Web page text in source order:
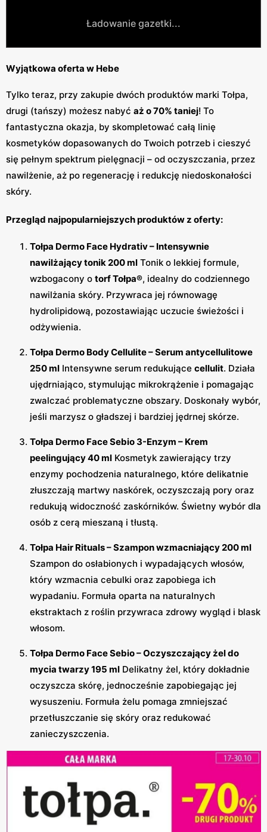
Ładowanie gazetki...
Wyjątkowa oferta w Hebe
Tylko teraz, przy zakupie dwóch produktów marki Tołpa,
drugi (tańszy) możesz nabyć aż o 70% taniej! To
fantastyczna okazja, by skompletować całą linię
kosmetyków dopasowanych do Twoich potrzeb i cieszyć
się pełnym spektrum pielęgnacji – od oczyszczania, przez
nawilżenie, aż po regenerację i redukcję niedoskonałości
skóry.
Przegląd najpopularniejszych produktów z oferty:
Tołpa Dermo Face Hydrativ – Intensywnie
nawilżający tonik 200 ml Tonik o lekkiej formule,
wzbogacony o torf Tołpa®, idealny do codziennego
nawilżania skóry. Przywraca jej równowagę
hydrolipidową, pozostawiając uczucie świeżości i
odżywienia.
Tołpa Dermo Body Cellulite – Serum antycellulitowe
250 ml Intensywne serum redukujące cellulit. Działa
ujędrniająco, stymulując mikrokrążenie i pomagając
zwalczać problematyczne obszary. Doskonały wybór,
jeśli marzysz o gładszej i bardziej jędrnej skórze.
Tołpa Dermo Face Sebio 3-Enzym – Krem
peelingujący 40 ml Kosmetyk zawierający trzy
enzymy pochodzenia naturalnego, które delikatnie
złuszczają martwy naskórek, oczyszczają pory oraz
redukują widoczność zaskórników. Świetny wybór dla
osób z cerą mieszaną i tłustą.
Tołpa Hair Rituals – Szampon wzmacniający 200 ml
Szampon do osłabionych i wypadających włosów,
który wzmacnia cebulki oraz zapobiega ich
wypadaniu. Formuła oparta na naturalnych
ekstraktach z roślin przywraca zdrowy wygląd i blask
włosom.
Tołpa Dermo Face Sebio – Oczyszczający żel do
mycia twarzy 195 ml Delikatny żel, który dokładnie
oczyszcza skórę, jednocześnie zapobiegając jej
wysuszeniu. Formuła żelu pomaga zmniejszać
przetłuszczanie się skóry oraz redukować
zanieczyszczenia.